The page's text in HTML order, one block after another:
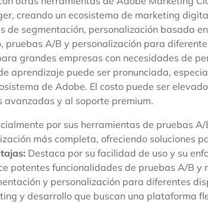
creando un ecosistema de marketing
de segmentación, personalización basada
A/B y personalización para
grandes empresas con necesidades de
aprendizaje puede ser pronunciada,
de Adobe. El costo puede ser
avanzadas y al soporte premium.
por sus herramientas de pruebas
más completa, ofreciendo soluciones
Destaca por su facilidad de uso y su
potentes funcionalidades de pruebas A/B
y personalización para diferentes
y desarrollo que buscan una plataforma